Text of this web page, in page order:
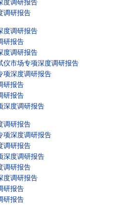
度调研报告
调研报告
度调研报告
研报告
度调研报告
仪市场专项深度调研报告
项深度调研报告
研报告
研报告
深度调研报告
调研报告
项深度调研报告
调研报告
深度调研报告
调研报告
度调研报告
研报告
研报告